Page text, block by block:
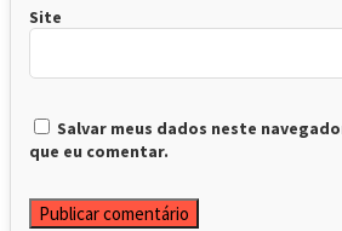
Site
Salvar meus dados neste
que eu comentar.